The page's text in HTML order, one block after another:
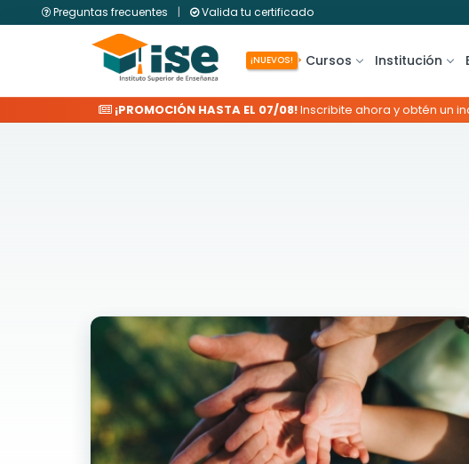
Preguntas frecuentes | Valida tu certificado
¡NUEVOS! Cursos Institución
¡PROMOCIÓN HASTA EL 07/08!Inscribite ahora y obtén un